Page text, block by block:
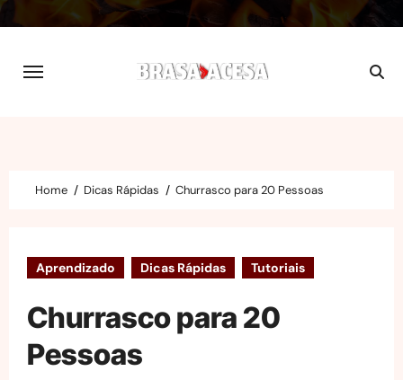
Skip
content
Home Dicas Rápidas Churrasco para 20 Pessoas
Aprendizado Dicas Rápidas Tutoriais
Churrasco para 20
Pessoas